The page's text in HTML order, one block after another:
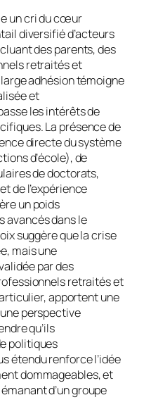
un cri du cœur
diversifié d’acteurs
des parents, des
retraités et
adhésion témoigne
et
les intérêts de
La présence de
directe du système
d’école), de
de doctorats,
de l’expérience
un poids
avancés dans le
suggère que la crise
mais une
par des
retraités et
apportent une
perspective
qu’ils
politiques
étendu renforce l’idée
dommageables, et
d’un groupe